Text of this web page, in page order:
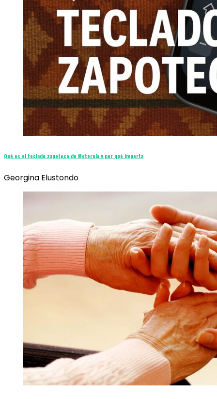
Qué es el teclado zapoteco de Motorola y por qué importa
Georgina Elustondo